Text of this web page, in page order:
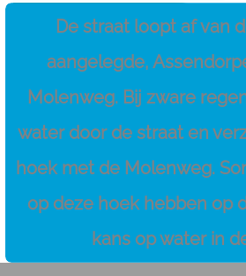
De straat loopt af van
aangelegde,
Molenweg. Bij zware
water door de straat en
hoek met de Molenweg.
op deze hoek hebben op
kans op water in